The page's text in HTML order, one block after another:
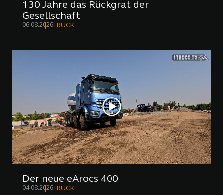
130 Jahre das Rückgrat der
Gesellschaft
06.08.2026 TRUCK
Der neue eArocs 400
04.08.2026TRUCK